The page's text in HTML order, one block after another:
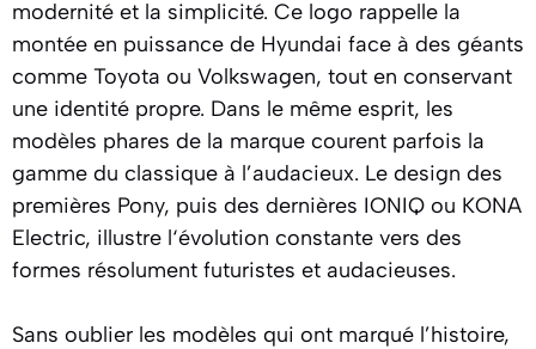
modernité et la simplicité. Ce logo rappelle la
montée en puissance de Hyundai face à des géants
comme Toyota ou Volkswagen, tout en conservant
une identité propre. Dans le même esprit, les
modèles phares de la marque courent parfois la
gamme du classique à l’audacieux. Le design des
premières Pony, puis des dernières IONIQ ou KONA
Electric, illustre l‘évolution constante vers des
formes résolument futuristes et audacieuses.
Sans oublier les modèles qui ont marqué l’histoire,